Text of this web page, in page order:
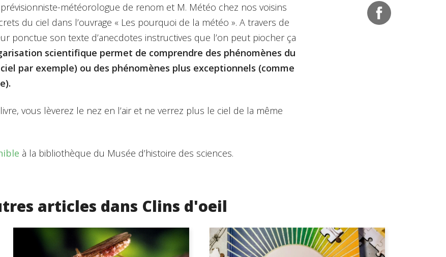
météorologue de renom et M. Météo chez nos voisins
du ciel dans l’ouvrage « Les pourquoi de la météo ». A travers de
ponctue son texte d’anecdotes instructives que l’on peut piocher ça
scientifique permet de comprendre des phénomènes du
par exemple) ou des phénomènes plus exceptionnels (comme
vous lèverez le nez en l’air et ne verrez plus le ciel de la même
à la bibliothèque du Musée d’histoire des sciences.
articles dans Clins d'oeil